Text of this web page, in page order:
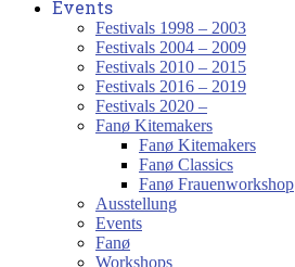
Events
Festivals 1998 – 2003
Festivals 2004 – 2009
Festivals 2010 – 2015
Festivals 2016 – 2019
Festivals 2020 –
Fanø Kitemakers
Fanø Kitemakers
Fanø Classics
Fanø Frauenworkshop
Ausstellung
Events
Fanø
Workshops